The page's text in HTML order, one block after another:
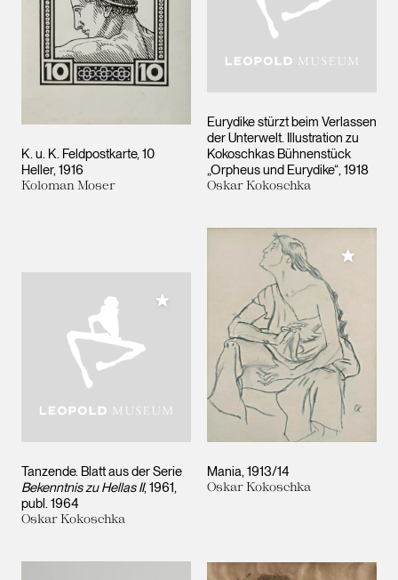
K. u. K. Feldpostkarte, 10
Heller 1916
Koloman Moser
Eurydike stürzt beim Verlassen
der Unterwelt. Illustration zu
Kokoschkas Bühnenstück
„Orpheus und Eurydike“ 1918
Oskar Kokoschka
Tanzende. Blatt aus der Serie
Bekenntnis zu Hellas II 1961,
publ. 1964
Oskar Kokoschka
Meiner Sammlung hinzufügen
Mania 1913/14
Oskar Kokoschka
Meiner